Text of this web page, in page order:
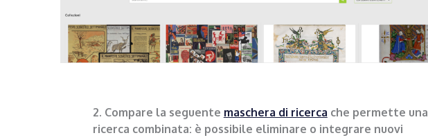
2. Compare la seguente maschera di ricerca che permette una
ricerca combinata: è possibile eliminare o integrare nuovi